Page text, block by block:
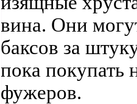
вина. Они
баксов за
пока покупать
фужеров.